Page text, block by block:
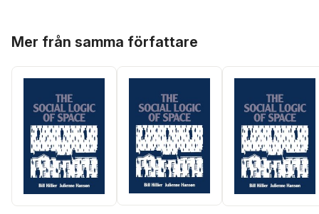
Mer från samma författare